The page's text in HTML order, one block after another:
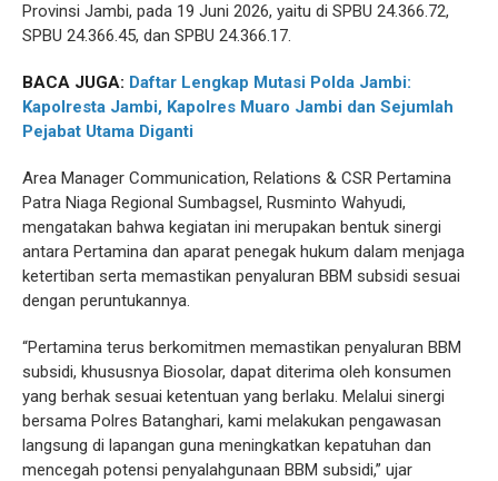
Provinsi Jambi, pada 19 Juni 2026, yaitu di SPBU 24.366.72,
SPBU 24.366.45, dan SPBU 24.366.17.
BACA JUGA: Daftar Lengkap Mutasi Polda Jambi:
Kapolresta Jambi, Kapolres Muaro Jambi dan Sejumlah
Pejabat Utama Diganti
Area Manager Communication, Relations & CSR Pertamina
Patra Niaga Regional Sumbagsel, Rusminto Wahyudi,
mengatakan bahwa kegiatan ini merupakan bentuk sinergi
antara Pertamina dan aparat penegak hukum dalam menjaga
ketertiban serta memastikan penyaluran BBM subsidi sesuai
dengan peruntukannya.
“Pertamina terus berkomitmen memastikan penyaluran BBM
subsidi, khususnya Biosolar, dapat diterima oleh konsumen
yang berhak sesuai ketentuan yang berlaku. Melalui sinergi
bersama Polres Batanghari, kami melakukan pengawasan
langsung di lapangan guna meningkatkan kepatuhan dan
mencegah potensi penyalahgunaan BBM subsidi,” ujar